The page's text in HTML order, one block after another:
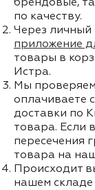
брендовые,
по качеству.
Через личный
приложение
товары в
Истра.
Мы
оплачиваете
доставки по
товара. Если
пересечения
товара на
Происходит
нашем складе